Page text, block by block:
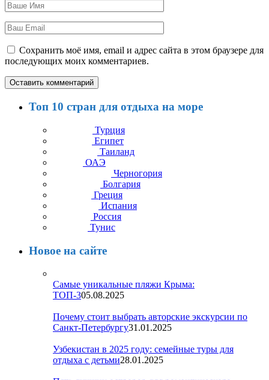
Сохранить моё имя, email и адрес сайта в этом браузере для
последующих моих комментариев.
Топ 10 стран для отдыха на море
Турция
Египет
Таиланд
ОАЭ
Черногория
Болгария
Греция
Испания
Россия
Тунис
Новое на сайте
Самые уникальные пляжи Крыма:
ТОП-305.08.2025
Почему стоит выбрать авторские экскурсии по
Санкт-Петербургу31.01.2025
Узбекистан в 2025 году: семейные туры для
отдыха с детьми28.01.2025